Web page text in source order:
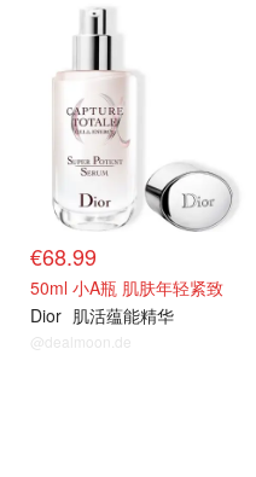
€68.99
50ml 小A瓶 肌肤年轻紧致
Dior 肌活蕴能精华
@dealmoon.de